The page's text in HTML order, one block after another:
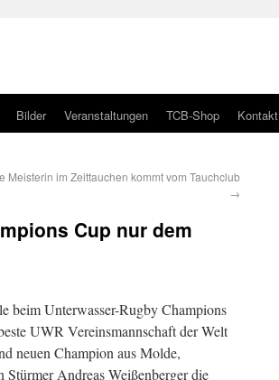
Bilder Veranstaltungen TCB-Shop Kontakt
Meisterin im Zeittauchen kommt vom Tauchclub
→
Cup nur dem
beim Unterwasser-Rugby Champions
UWR Vereinsmannschaft der Welt
neuen Champion aus Molde,
Andreas Weißenberger die